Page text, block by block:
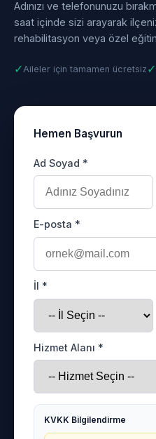
Adınızı ve telefonunuzu
saat içinde sizi arayarak
rehabilitasyon veya özel
✓ Aileler için tamamen ücretsiz ✓
Hemen Başvurun
Ad Soyad *
E-posta *
İl *
Hizmet Alanı *
KVKK Bilgilendirme